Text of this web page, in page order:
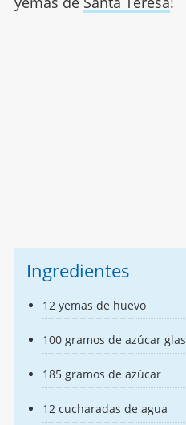
Ingredientes
12 yemas de huevo
100 gramos de azúcar glas
185 gramos de azúcar
12 cucharadas de agua